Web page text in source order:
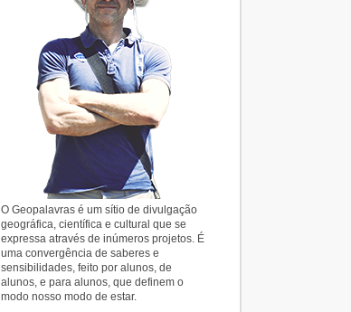
O Geopalavras é um sítio de divulgação
geográfica, científica e cultural que se
expressa através de inúmeros projetos. É
uma convergência de saberes e
sensibilidades, feito por alunos, de
alunos, e para alunos, que definem o
modo nosso modo de estar.